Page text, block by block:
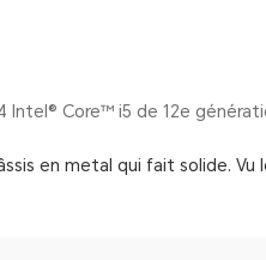
en metal qui fait solide.